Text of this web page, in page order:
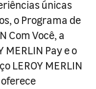
únicas
o Programa de
Com Você, a
Pay e o
LEROY MERLIN